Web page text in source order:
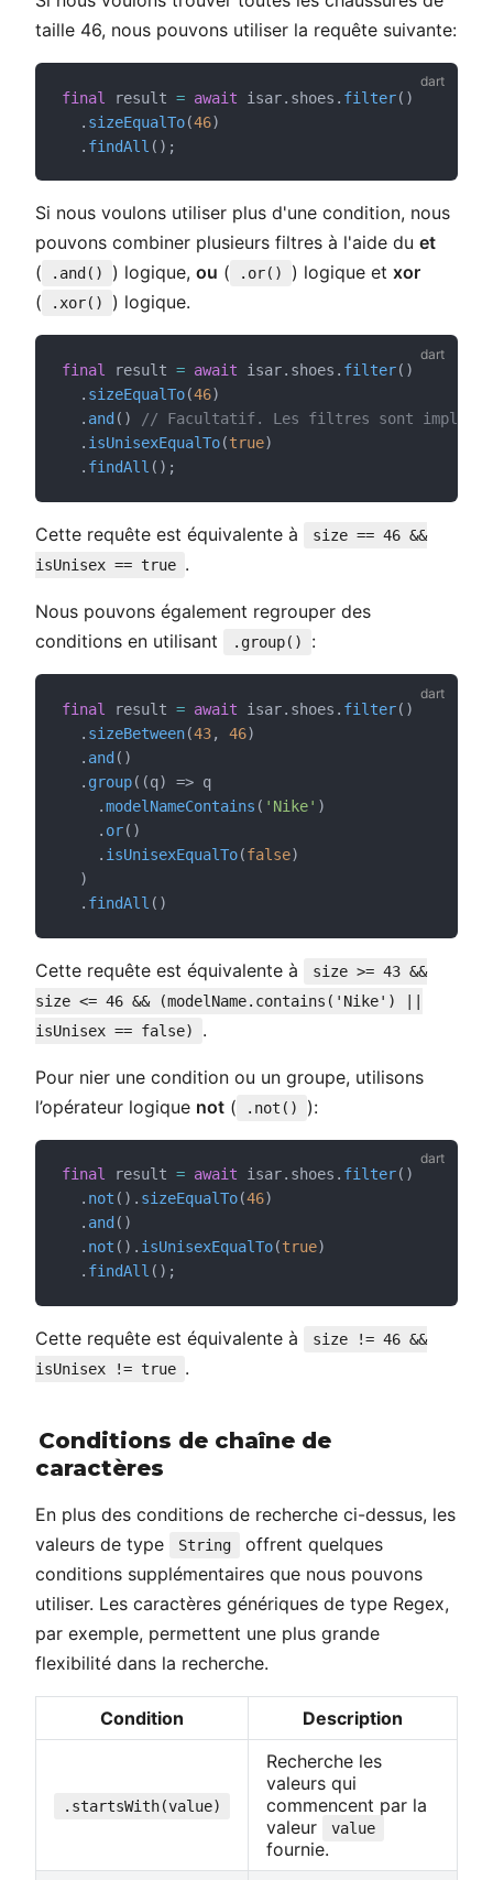
taille 46, nous pouvons utiliser la requête suivante:
final result = await isar.shoes. filter()
  .
sizeEqualTo(46)
  .
findAll ();
Si nous voulons utiliser plus d'une condition, nous
pouvons combiner plusieurs filtres à l'aide du et
(
.and() ) logique, ou ( .or() ) logique et xor
(
.xor() ) logique.
final result = await isar.shoes. filter()
  .
sizeEqualTo(46)
  .
and ()
// Facultatif. Les filtres sont
  .
isUnisexEqualTo(true)
  .
findAll ();
Cette requête est équivalente à
size == 46 &&
isUnisex == true .
Nous pouvons également regrouper des
conditions en utilisant
.group() :
final result = await isar.shoes. filter()
  .
sizeBetween(43, 46)
  .
and ()
  .
group((q) => q
    .
modelNameContains ( 'Nike' )
    .
or()
    .
isUnisexEqualTo(false)
  )
  .
findAll ()
Cette requête est équivalente à
size >= 43 &&
size <= 46 && (modelName.contains('Nike') ||
isUnisex == false)
.
Pour nier une condition ou un groupe, utilisons
l’opérateur logique not ( .not() ):
final result = await isar.shoes. filter()
  .
not (). sizeEqualTo(46)
  .
and ()
  .
not (). isUnisexEqualTo(true)
  .
findAll ();
Cette requête est équivalente à
size != 46 &&
isUnisex != true .
Conditions de chaîne de
caractères
En plus des conditions de recherche ci-dessus, les
valeurs de type
String
offrent quelques
conditions supplémentaires que nous pouvons
utiliser. Les caractères génériques de type Regex,
par exemple, permettent une plus grande
flexibilité dans la recherche.
Condition Description
.startsWith(value)
Recherche les
valeurs qui
commencent par la
valeur
value
fournie.